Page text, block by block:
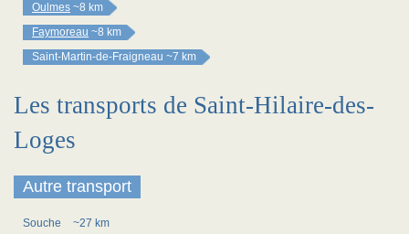
Oulmes ~8 km
Faymoreau ~8 km
Saint-Martin-de-Fraigneau ~7 km
Les transports de Saint-Hilaire-des-
Loges
Autre transport
Souche ~27 km